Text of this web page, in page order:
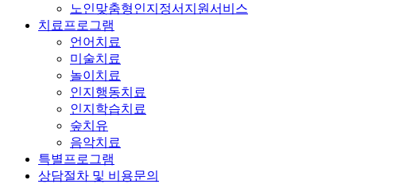
노인맞춤형인지정서지원서비스
치료프로그램
언어치료
미술치료
놀이치료
인지행동치료
인지학습치료
숲치유
음악치료
특별프로그램
상담절차 및 비용문의